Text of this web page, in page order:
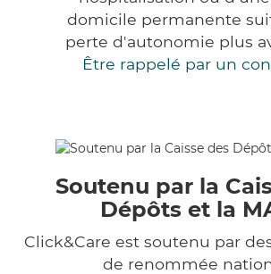
domicile permanente
perte d'autonomie plus
Être rappelé par un
Soutenu par la
Dépôts et la
Click&Care est soutenu par
de renommée